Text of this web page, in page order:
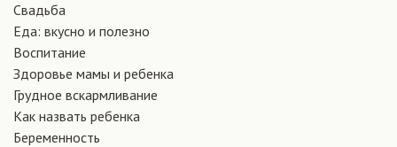
Свадьба
Еда: вкусно и полезно
Воспитание
Здоровье мамы и ребенка
Грудное вскармливание
Как назвать ребенка
Беременность